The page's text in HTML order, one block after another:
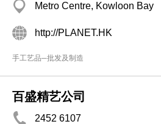
Metro Centre, Kowloon Bay
http://PLANET.HK
手工艺品─批发及制造
百盛精艺公司
2452 6107